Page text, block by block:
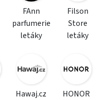
FAnn
parfumerie
letáky
Filson
Store
letáky
Hawaj.cz
HONOR